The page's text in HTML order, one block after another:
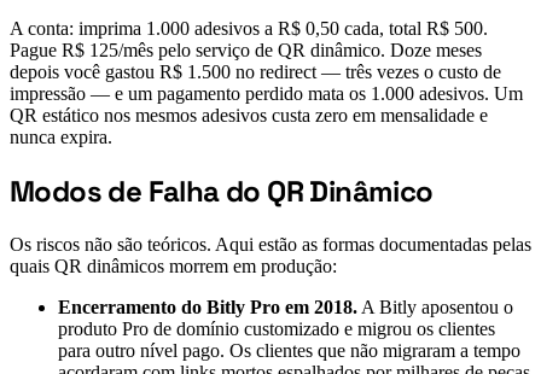
A conta: imprima 1.000 adesivos a R$ 0,50 cada, total R$ 500.
Pague R$ 125/mês pelo serviço de QR dinâmico. Doze meses
depois você gastou R$ 1.500 no redirect — três vezes o custo de
impressão — e um pagamento perdido mata os 1.000 adesivos. Um
QR estático nos mesmos adesivos custa zero em mensalidade e
nunca expira.
#
Modos de Falha do QR Dinâmico
Os riscos não são teóricos. Aqui estão as formas documentadas pelas
quais QR dinâmicos morrem em produção:
Encerramento do Bitly Pro em 2018. A Bitly aposentou o
produto Pro de domínio customizado e migrou os clientes
para outro nível pago. Os clientes que não migraram a tempo